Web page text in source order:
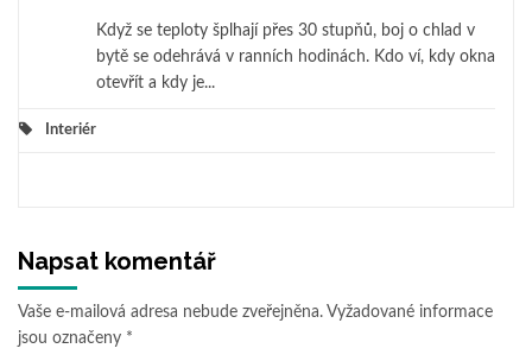
Když se teploty šplhají přes 30 stupňů, boj o chlad v
bytě se odehrává v ranních hodinách. Kdo ví, kdy okna
otevřít a kdy je...
Interiér
Napsat komentář
Vaše e-mailová adresa nebude zveřejněna. Vyžadované informace
jsou označeny *